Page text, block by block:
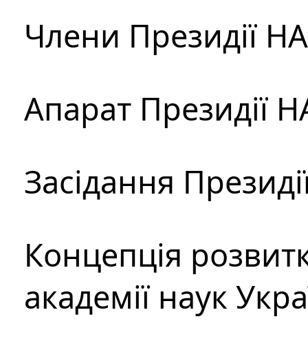
Члени Президії
Апарат Президії
Засідання
Концепція
академії наук